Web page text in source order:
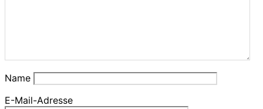
Name
E-Mail-Adresse